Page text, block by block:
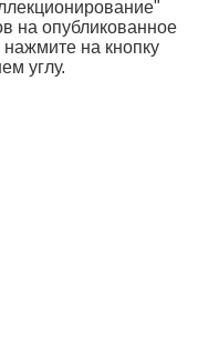
на опубликованное
нажмите на кнопку
углу.